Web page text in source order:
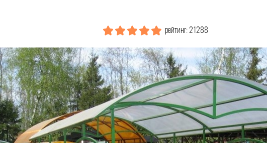
рейтинг: 21288